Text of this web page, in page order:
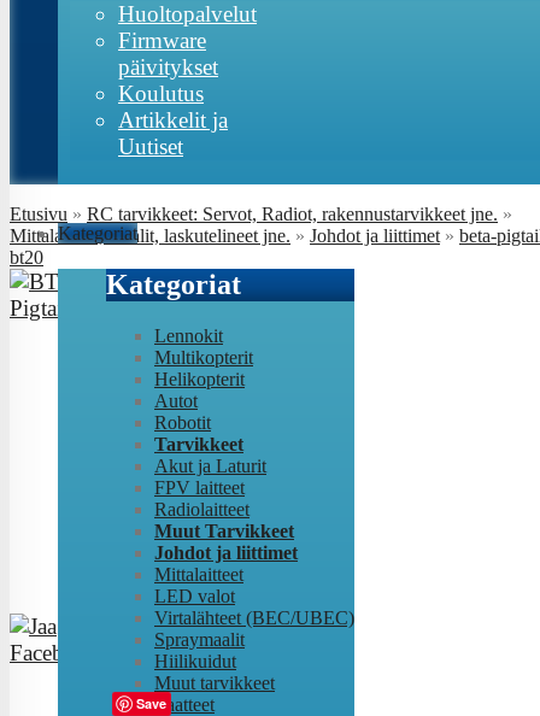
Huoltopalvelut
Firmware
päivitykset
Koulutus
Artikkelit ja
Uutiset
Kategoriat
Kategoriat
Lennokit
Multikopterit
Helikopterit
Autot
Robotit
Tarvikkeet
Akut ja Laturit
FPV laitteet
Radiolaitteet
Muut Tarvikkeet
Johdot ja liittimet
Mittalaitteet
LED valot
Virtalähteet (BEC/UBEC)
Spraymaalit
Hiilikuidut
Muut tarvikkeet
Vaatteet
Etusivu » RC tarvikkeet: Servot, Radiot, rakennustarvikkeet jne. »
Mittalaitteet, maalit, laskutelineet jne. » Johdot ja liittimet » beta-
bt20
Save Tweet